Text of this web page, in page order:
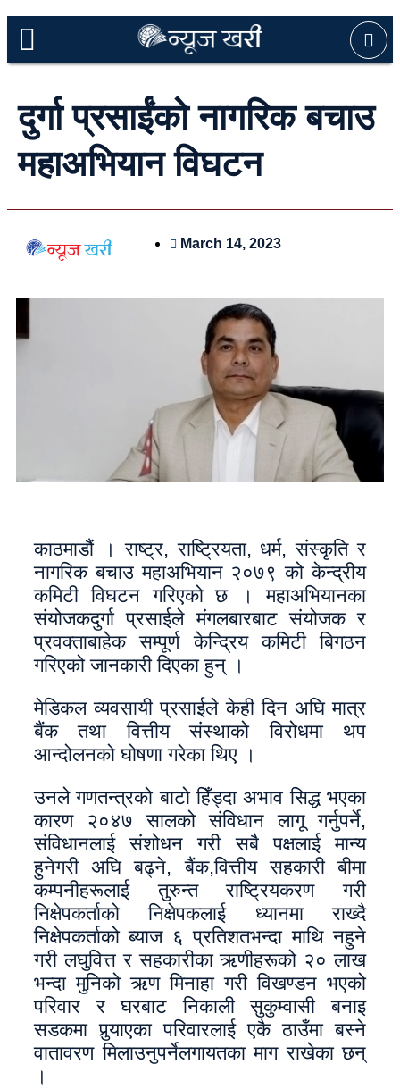
दुर्गा प्रसाईंको नागरिक बचाउ
महाअभियान विघटन
March 14, 2023
काठमाडौं । राष्ट्र, राष्ट्रियता, धर्म, संस्कृति र
नागरिक बचाउ महाअभियान २०७९ को केन्द्रीय
कमिटी विघटन गरिएको छ । महाअभियानका
संयोजकदुर्गा प्रसाईले मंगलबारबाट संयोजक र
प्रवक्ताबाहेक सम्पूर्ण केन्द्रिय कमिटी बिगठन
गरिएको जानकारी दिएका हुन् ।
मेडिकल व्यवसायी प्रसाईले केही दिन अघि मात्र
बैंक तथा वित्तीय संस्थाको विरोधमा थप
आन्दोलनको घोषणा गरेका थिए ।
उनले गणतन्त्रको बाटो हिँड्दा अभाव सिद्ध भएका
कारण २०४७ सालको संविधान लागू गर्नुपर्ने,
संविधानलाई संशोधन गरी सबै पक्षलाई मान्य
हुनेगरी अघि बढ्ने, बैंक,वित्तीय सहकारी बीमा
कम्पनीहरूलाई तुरुन्त राष्ट्रियकरण गरी
निक्षेपकर्ताको निक्षेपकलाई ध्यानमा राख्दै
निक्षेपकर्ताको ब्याज ६ प्रतिशतभन्दा माथि नहुने
गरी लघुवित्त र सहकारीका ऋणीहरूको २० लाख
भन्दा मुनिको ऋण मिनाहा गरी विखण्डन भएको
परिवार र घरबाट निकाली सुकुम्वासी बनाइ
सडकमा पुर्‍याएका परिवारलाई एकै ठाउँमा बस्ने
वातावरण मिलाउनुपर्नेलगायतका माग राखेका छन्
।